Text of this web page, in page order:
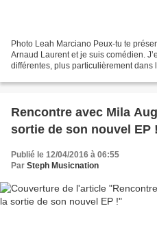
Photo Leah Marciano Peux-tu te
Arnaud Laurent et je suis comédien.
différentes, plus particulièrement
Rencontre avec Mila
sortie de son nouvel EP !
Publié le 12/04/2016 à 06:55
Par Steph Musicnation